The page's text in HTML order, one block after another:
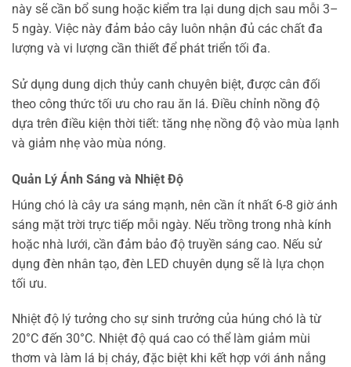
này sẽ cần bổ sung hoặc kiểm tra lại dung dịch sau mỗi 3–
5 ngày. Việc này đảm bảo cây luôn nhận đủ các chất đa
lượng và vi lượng cần thiết để phát triển tối đa.
Sử dụng dung dịch thủy canh chuyên biệt, được cân đối
theo công thức tối ưu cho rau ăn lá. Điều chỉnh nồng độ
dựa trên điều kiện thời tiết: tăng nhẹ nồng độ vào mùa lạnh
và giảm nhẹ vào mùa nóng.
Quản Lý Ánh Sáng và Nhiệt Độ
Húng chó là cây ưa sáng mạnh, nên cần ít nhất 6-8 giờ ánh
sáng mặt trời trực tiếp mỗi ngày. Nếu trồng trong nhà kính
hoặc nhà lưới, cần đảm bảo độ truyền sáng cao. Nếu sử
dụng đèn nhân tạo, đèn LED chuyên dụng sẽ là lựa chọn
tối ưu.
Nhiệt độ lý tưởng cho sự sinh trưởng của húng chó là từ
20°C đến 30°C. Nhiệt độ quá cao có thể làm giảm mùi
thơm và làm lá bị cháy, đặc biệt khi kết hợp với ánh nắng